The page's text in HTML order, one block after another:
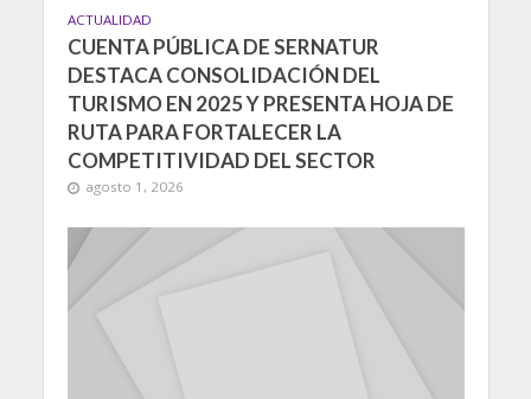
ACTUALIDAD
CUENTA PÚBLICA DE SERNATUR
DESTACA CONSOLIDACIÓN DEL
TURISMO EN 2025 Y PRESENTA HOJA DE
RUTA PARA FORTALECER LA
COMPETITIVIDAD DEL SECTOR
agosto 1, 2026